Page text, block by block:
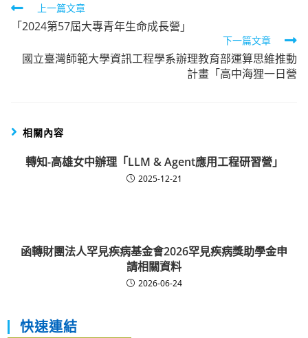
Read
more
articles
上一篇文章
「2024第57屆大專青年生命成長營」
下一篇文章
國立臺灣師範大學資訊工程學系辦理教育部運算思維推動
計畫「高中海狸一日營
相關內容
轉知-高雄女中辦理「LLM & Agent應用工程研習營」
2025-12-21
函轉財團法人罕見疾病基金會2026罕見疾病獎助學金申
請相關資料
2026-06-24
快速連結